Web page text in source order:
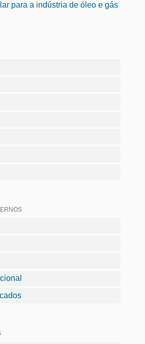
para a indústria de óleo e gás